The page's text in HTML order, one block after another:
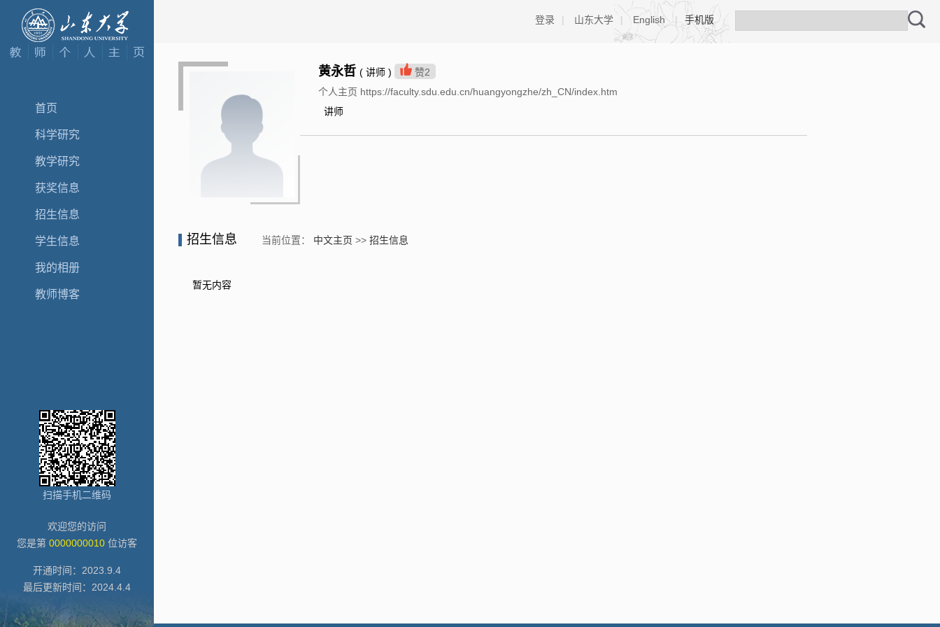
首页
科学研究
教学研究
获奖信息
招生信息
学生信息
我的相册
教师博客
扫描手机二维码
欢迎您的访问
您是第 0000000010 位访客
开通时间： 2023 9 4
最后更新时间： 2024 4 4
登录 | 山东大学 | English | 手机版
黄永哲 ( 讲师 ) 赞2
个人主页 https://faculty.sdu.edu.cn/huangyongzhe/zh_CN/index.htm
讲师
招生信息 当前位置： 中文主页 >> 招生信息
暂无内容